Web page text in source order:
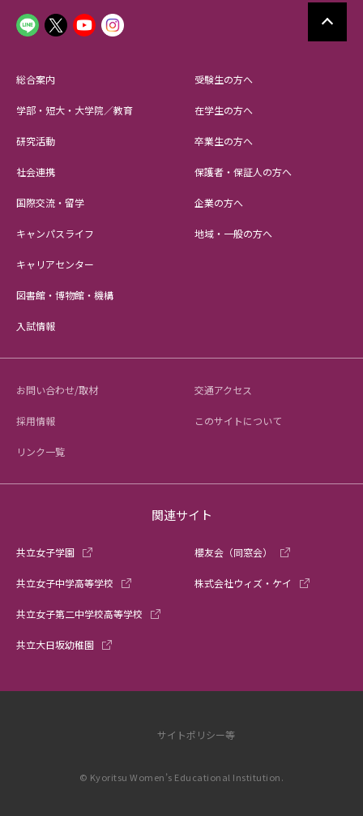
総合案内
学部・短大・大学院／教育
研究活動
社会連携
国際交流・留学
キャンパスライフ
キャリアセンター
図書館・博物館・機構
入試情報
受験生の方へ
在学生の方へ
卒業生の方へ
保護者・保証人の方へ
企業の方へ
地域・一般の方へ
お問い合わせ/取材 交通アクセス
採用情報 このサイトについて
リンク一覧
関連サイト
共立女子学園
共立女子中学高等学校
共立女子第二中学校高等学校
共立大日坂幼稚園
櫻友会（同窓会）
株式会社ウィズ・ケイ
© Kyoritsu Women’s Educational Institution.
サイトポリシー等